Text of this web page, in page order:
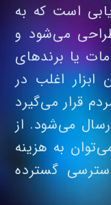
است که به
می‌شود و
یا برندهای
اغلب در
قرار می‌گیرد
می‌شود. از
به هزینه
گسترده